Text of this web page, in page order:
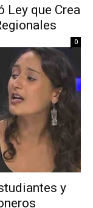
Ley que Crea
0
y